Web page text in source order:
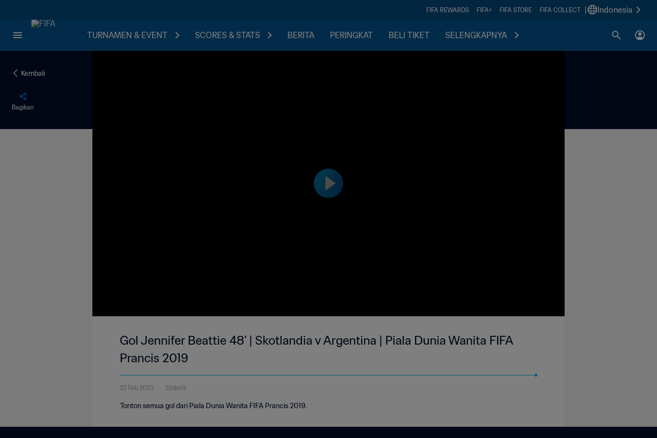
FIFA REWARDS FIFA+ FIFA STORE FIFA COLLECT Indonesia
TURNAMEN & EVENT SCORES & STATS BERITA PERINGKAT BELI TIKET SELENGKAPNYA
Kembali
Bagikan
Gol Jennifer Beattie 48' | Skotlandia v Argentina | Piala Dunia Wanita FIFA
Prancis 2019
22 Feb 2023 50detik
Tonton semua gol dari Piala Dunia Wanita FIFA Prancis 2019.